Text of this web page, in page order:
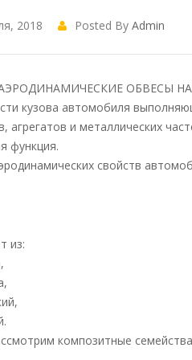
2018 Posted By Admin
ОБВЕСЫ
кузова автомобиля
агрегатов и металлических
функция.
свойств
из:
композитные